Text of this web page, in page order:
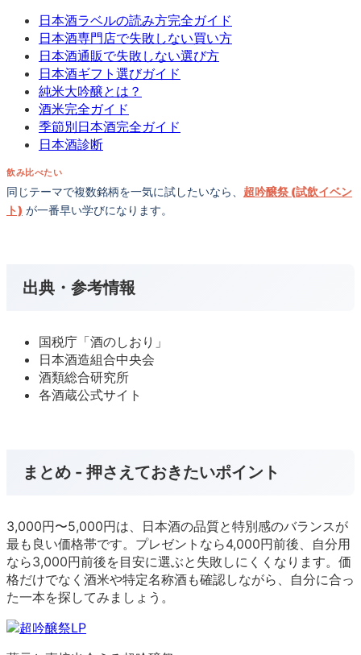
日本酒ラベルの読み方完全ガイド
日本酒専門店で失敗しない買い方
日本酒通販で失敗しない選び方
日本酒ギフト選びガイド
純米大吟醸とは？
酒米完全ガイド
季節別日本酒完全ガイド
日本酒診断
飲み比べたい
同じテーマで複数銘柄を一気に試したいなら、 超吟醸祭 (試飲イベン
ト) が一番早い学びになります。
出典・参考情報
国税庁「酒のしおり」
日本酒造組合中央会
酒類総合研究所
各酒蔵公式サイト
まとめ - 押さえておきたいポイント
3,000円〜5,000円は、日本酒の品質と特別感のバランスが
最も良い価格帯です。プレゼントなら4,000円前後、自分用
なら3,000円前後を目安に選ぶと失敗しにくくなります。価
格だけでなく酒米や特定名称酒も確認しながら、自分に合っ
た一本を探してみましょう。